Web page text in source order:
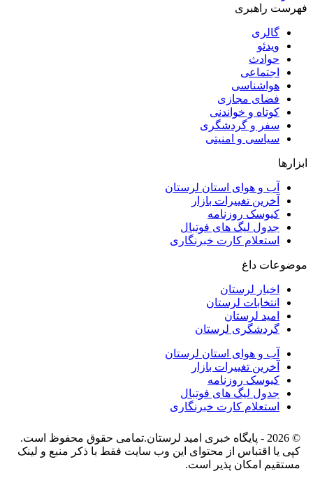
فهرست راهبری
گالری
ویدئو
حوادث
اجتماعی
هواشناسی
فضای مجازی
کوتاه و خواندنی
سفر و گردشگری
سیاسی و امنیتی
ابزارها
آب و هوای استان لرستان
آخرین تغییرات بازار
کیوسک روزنامه
جدول لیگ های فوتبال
استعلام کارت خبرنگاری
موضوعات داغ
اخبار لرستان
انتخابات لرستان
امید لرستان
گردشگری لرستان
آب و هوای استان لرستان
آخرین تغییرات بازار
کیوسک روزنامه
جدول لیگ های فوتبال
استعلام کارت خبرنگاری
© 2026 - پایگاه خبری اميد لرستان.تمامی حقوق محفوظ است.
کپی یا اقتباس از محتوای این وب سایت فقط با ذکر منبع و لینک
مستقیم امکان پذیر است.